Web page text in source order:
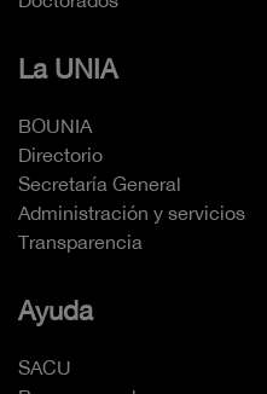
La UNIA
BOUNIA
Directorio
Secretaría General
Administración y servicios
Transparencia
Ayuda
SACU